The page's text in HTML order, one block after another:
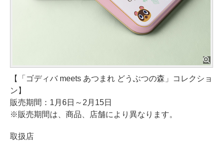
【「ゴディバ meets あつまれ どうぶつの森」コレクショ
ン】
販売期間：1月6日～2月15日
※販売期間は、商品、店舗により異なります。
取扱店